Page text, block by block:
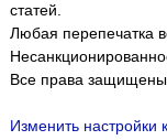
статей.
Любая перепечатка
Все права защищены.
Изменить настройки